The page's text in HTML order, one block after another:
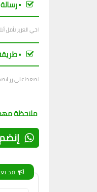
▪︎
اخي العزيز نأمل
▪︎
اضغط على زر
ملاحظة
قد